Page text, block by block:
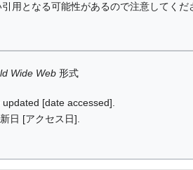
用となる可能性があるので注意してくだ
Wide Web 形式
[date accessed].
日 [アクセス日].